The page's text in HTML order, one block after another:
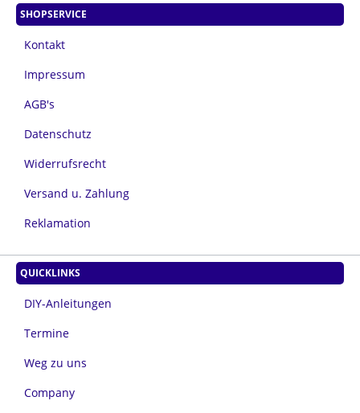
SHOPSERVICE
Kontakt
Impressum
AGB's
Datenschutz
Widerrufsrecht
Versand u. Zahlung
Reklamation
QUICKLINKS
DIY-Anleitungen
Termine
Weg zu uns
Company